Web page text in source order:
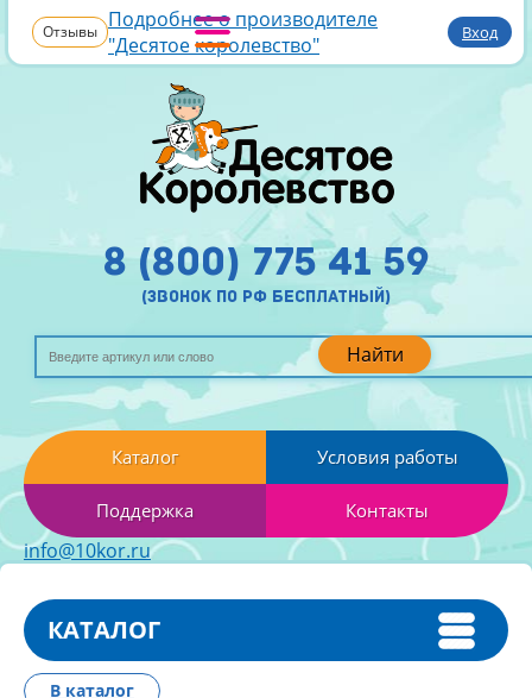
Отзывы Подробнее о производителе
"Десятое королевство"
Вход
Найти
8 (800) 775 41 59
(звонок по рф бесплатный)
Каталог Условия работы
Поддержка Контакты
info@10kor.ru
КАТАЛОГ
В каталог